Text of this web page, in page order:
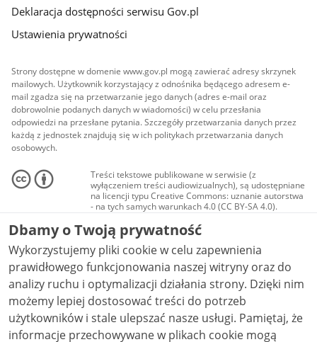
Deklaracja dostępności serwisu Gov.pl
Ustawienia prywatności
Strony dostępne w domenie www.gov.pl mogą zawierać adresy skrzynek
mailowych. Użytkownik korzystający z odnośnika będącego adresem e-
mail zgadza się na przetwarzanie jego danych (adres e-mail oraz
dobrowolnie podanych danych w wiadomości) w celu przesłania
odpowiedzi na przesłane pytania. Szczegóły przetwarzania danych przez
każdą z jednostek znajdują się w ich politykach przetwarzania danych
osobowych.
Treści tekstowe publikowane w serwisie (z
wyłączeniem treści audiowizualnych), są udostępniane
na licencji typu Creative Commons: uznanie autorstwa
- na tych samych warunkach 4.0 (CC BY-SA 4.0).
Materiały audiowizualne, w tym zdjęcia, materiały
audio i wideo, są udostępniane na licencji typu
Creative Commons: uznanie autorstwa użycie
niekomercyjne - bez utworów zależnych 4.0 (CC BY-
NC-ND 4.0), o ile nie jest to stwierdzone inaczej.
Dbamy o Twoją prywatność
Wykorzystujemy pliki cookie w celu zapewnienia
prawidłowego funkcjonowania naszej witryny oraz do
analizy ruchu i optymalizacji działania strony. Dzięki nim
możemy lepiej dostosować treści do potrzeb
użytkowników i stale ulepszać nasze usługi. Pamiętaj, że
informacje przechowywane w plikach cookie mogą